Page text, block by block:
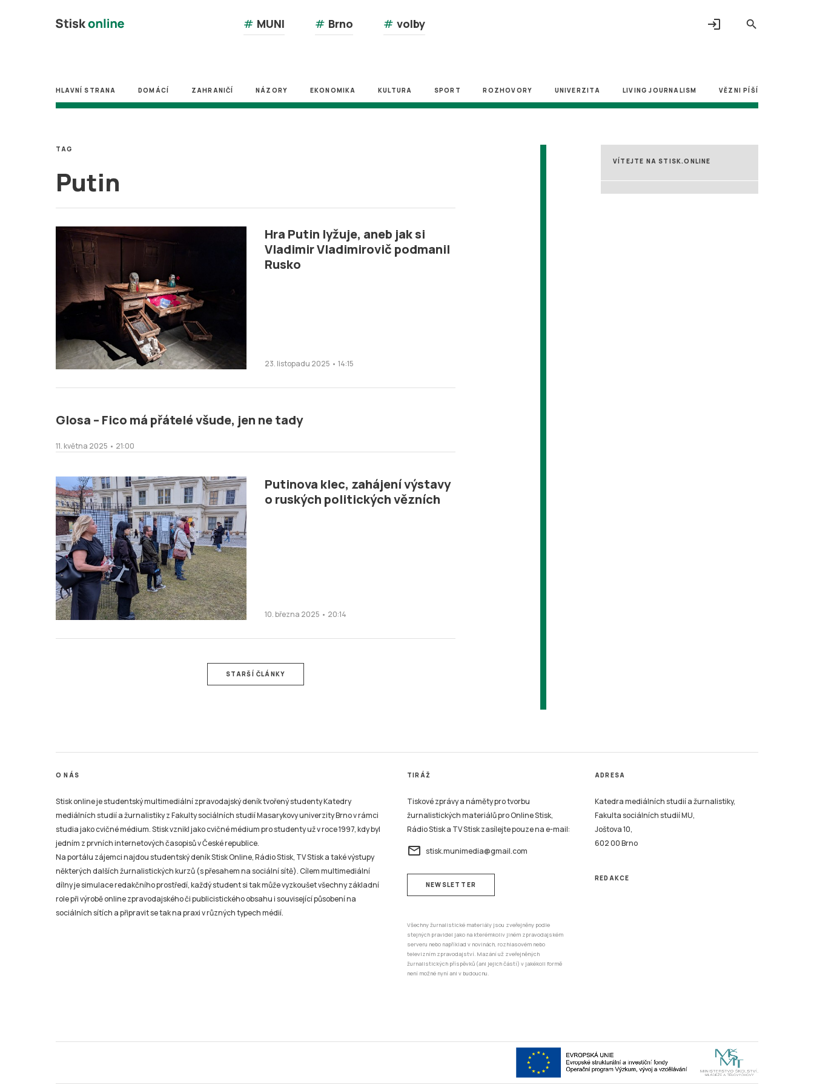
search
# MUNI # Brno # volby login
HLAVNÍ STRANA DOMÁCÍ ZAHRANIČÍ NÁZORY EKONOMIKA KULTURA SPORT ROZHOVORY UNIVERZITA LIVING JOURNALISM VĚZNI PÍŠÍ
Putin
TAG
Hra Putin lyžuje, aneb jak si
Vladimir Vladimirovič podmanil
Rusko
23. listopadu 2025 • 14:15
Glosa – Fico má přátelé všude, jen ne tady
11. května 2025 • 21:00
Putinova klec, zahájení výstavy
o ruských politických vězních
10. března 2025 • 20:14
STARŠÍ ČLÁNKY
VÍTEJTE NA STISK.ONLINE
O NÁS
Stisk online je studentský multimediální zpravodajský deník tvořený studenty Katedry
mediálních studií a žurnalistiky z Fakulty sociálních studií Masarykovy univerzity Brno v rámci
studia jako cvičné médium. Stisk vznikl jako cvičné médium pro studenty už v roce 1997, kdy byl
jedním z prvních internetových časopisů v České republice.
Na portálu zájemci najdou studentský deník Stisk Online, Rádio Stisk, TV Stisk a také výstupy
některých dalších žurnalistických kurzů (s přesahem na sociální sítě). Cílem multimediální
dílny je simulace redakčního prostředí, každý student si tak může vyzkoušet všechny základní
role při výrobě online zpravodajského či publicistického obsahu i související působení na
sociálních sítích a připravit se tak na praxi v různých typech médií.
TIRÁŽ
Tiskové zprávy a náměty pro tvorbu
žurnalistických materiálů pro Online Stisk,
Rádio Stisk a TV Stisk zasílejte pouze na e-mail:
email stisk.munimedia@gmail.com
NEWSLETTER
Všechny žurnalistické materiály jsou zveřejněny podle
stejných pravidel jako na kterémkoliv jiném zpravodajském
serveru nebo například v novinách, rozhlasovém nebo
televizním zpravodajství. Mazání už zveřejněných
žurnalistických příspěvků (ani jejich částí) v jakékoli formě
není možné nyní ani v budoucnu.
ADRESA
Katedra mediálních studií a žurnalistiky,
Fakulta sociálních studií MU,
Joštova 10,
602 00 Brno
REDAKCE